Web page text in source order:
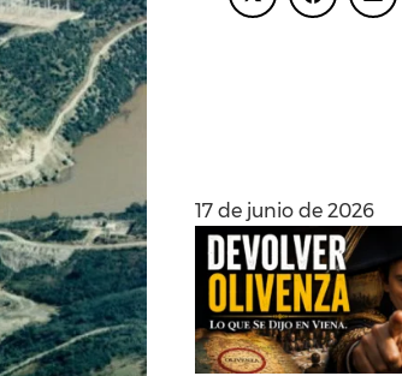
17 de junio de 2026